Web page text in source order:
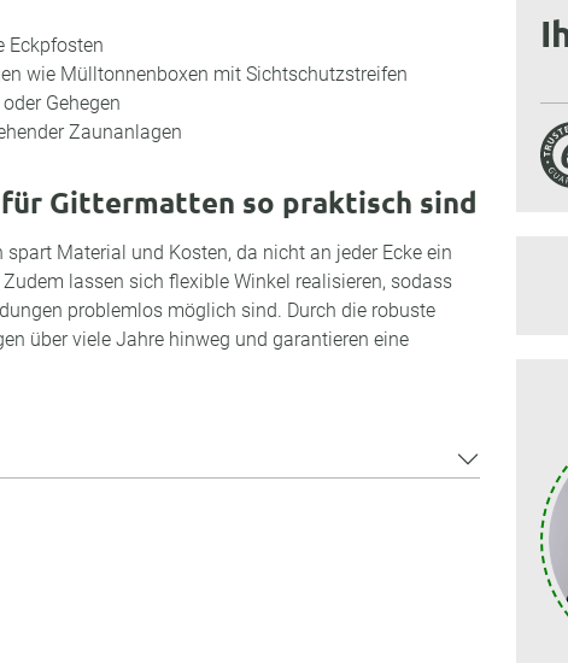
Eckpfosten
wie Mülltonnenboxen mit Sichtschutzstreifen
Gehegen
Zaunanlagen
Gittermatten so praktisch sind
spart Material und Kosten, da nicht an jeder Ecke ein
lassen sich flexible Winkel realisieren, sodass
problemlos möglich sind. Durch die robuste
über viele Jahre hinweg und garantieren eine